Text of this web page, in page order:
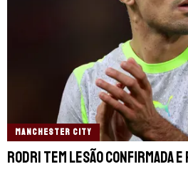
MANCHESTER CITY
Rodri tem lesão confirmada